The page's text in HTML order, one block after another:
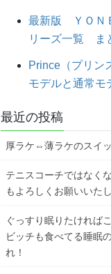
最新版 ＹＯＮ
リーズ一覧 ま
Prince（プリ
モデルと通常モ
最近の投稿
厚ラケ⇔薄ラケのスイ
テニスコーチではなく
もよろしくお願いいた
ぐっすり眠りたければ
ビッチも食べてる睡眠
れ！